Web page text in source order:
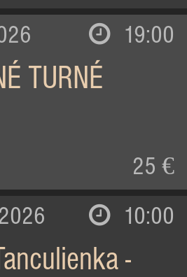
19:00
TURNÉ
25 €
10:00
-